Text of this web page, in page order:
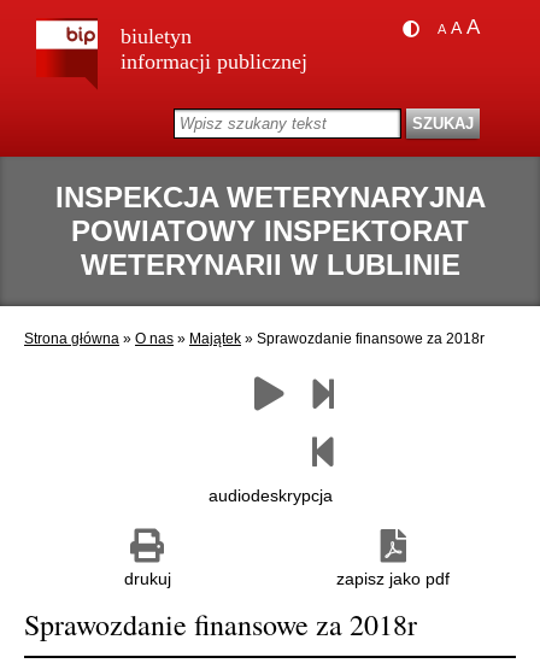
biuletyn
informacji publicznej
A A A
INSPEKCJA WETERYNARYJNA
POWIATOWY INSPEKTORAT
WETERYNARII W LUBLINIE
Strona główna » O nas » Majątek » Sprawozdanie finansowe za 2018r
Poprzedni
audiodeskrypcja
zapisz jako pdf
drukuj
Sprawozdanie finansowe za 2018r